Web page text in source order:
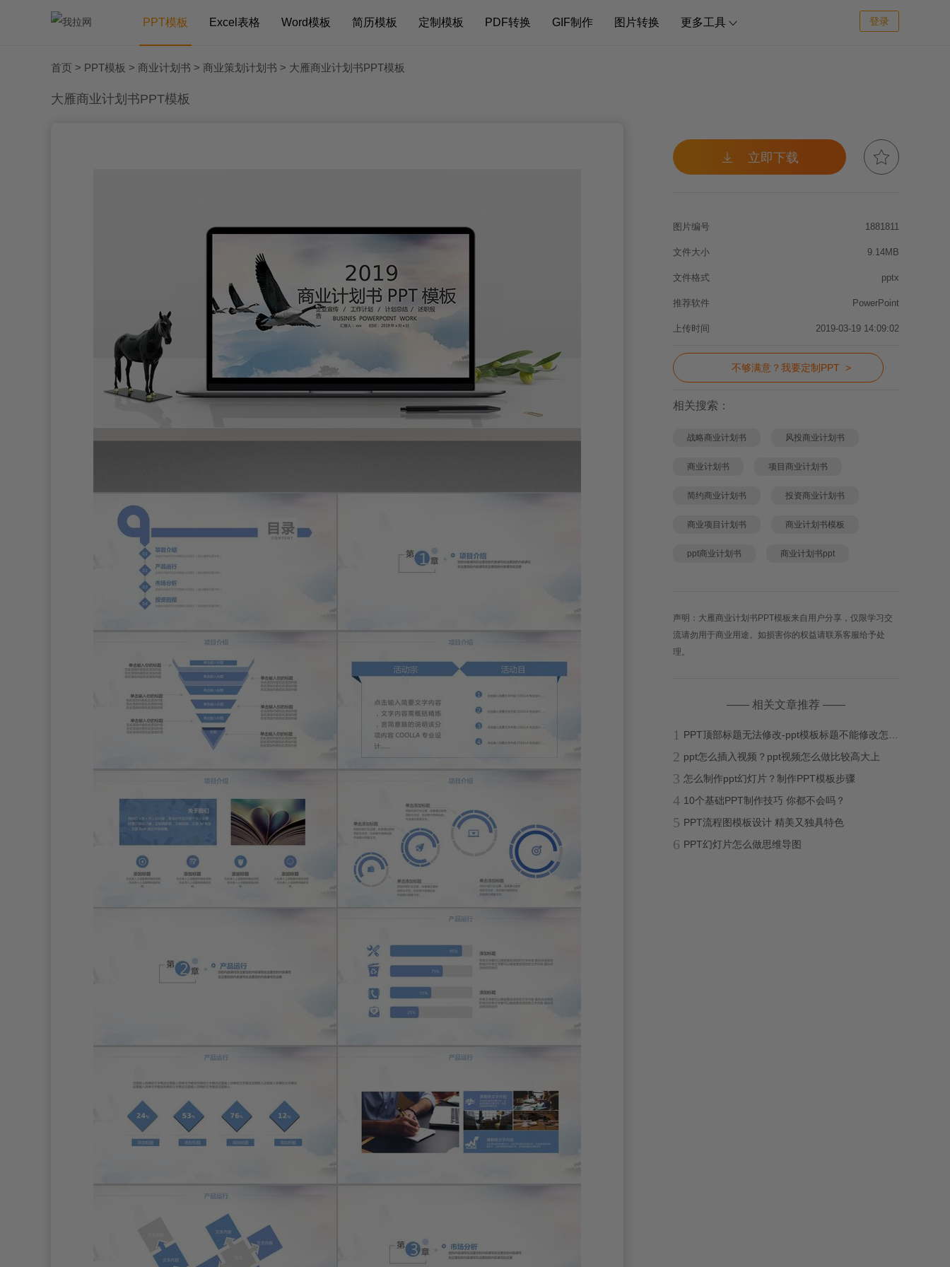
PPT模板 Excel表格 Word模板 简历模板 定制模板 PDF转换 GIF制作 图片转换 更多工具  登录
首页 > PPT模板 > 商业计划书 > 商业策划计划书 > 大雁商业计划书PPT模板
大雁商业计划书PPT模板
 立即下载 
图片编号 1881811
文件大小 9.14MB
文件格式 pptx
推荐软件 PowerPoint
上传时间 2019-03-19 14:09:02
不够满意？我要定制PPT >
相关搜索：
战略商业计划书 风投商业计划书
商业计划书 项目商业计划书
简约商业计划书 投资商业计划书
商业项目计划书 商业计划书模板
ppt商业计划书 商业计划书ppt
声明：大雁商业计划书PPT模板来自用户分享，仅限学习交
流请勿用于商业用途。如损害你的权益请联系客服给予处
理。
—— 相关文章推荐 ——
1 PPT顶部标题无法修改-ppt模板标题不能修改怎么办？
2 ppt怎么插入视频？ppt视频怎么做比较高大上
3 怎么制作ppt幻灯片？制作PPT模板步骤
4 10个基础PPT制作技巧 你都不会吗？
5 PPT流程图模板设计 精美又独具特色
6 PPT幻灯片怎么做思维导图